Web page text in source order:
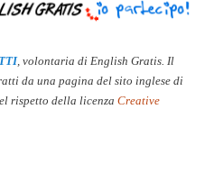
, volontaria di English Gratis. Il
da una pagina del sito inglese di
rispetto della licenzaCreative